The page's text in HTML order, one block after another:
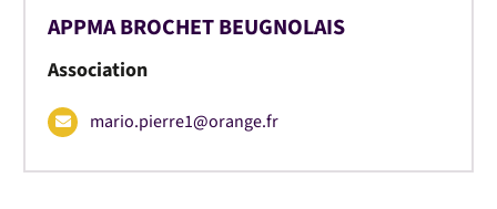
APPMA BROCHET BEUGNOLAIS
Association
mario.pierre1@orange.fr